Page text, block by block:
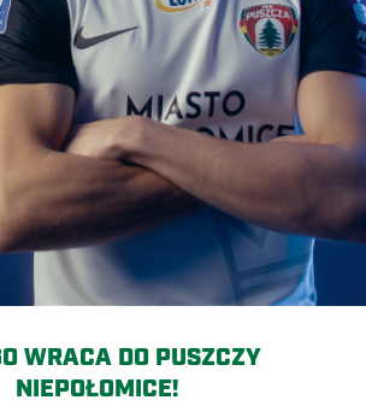
WRACA DO PUSZCZY
NIEPOŁOMICE!